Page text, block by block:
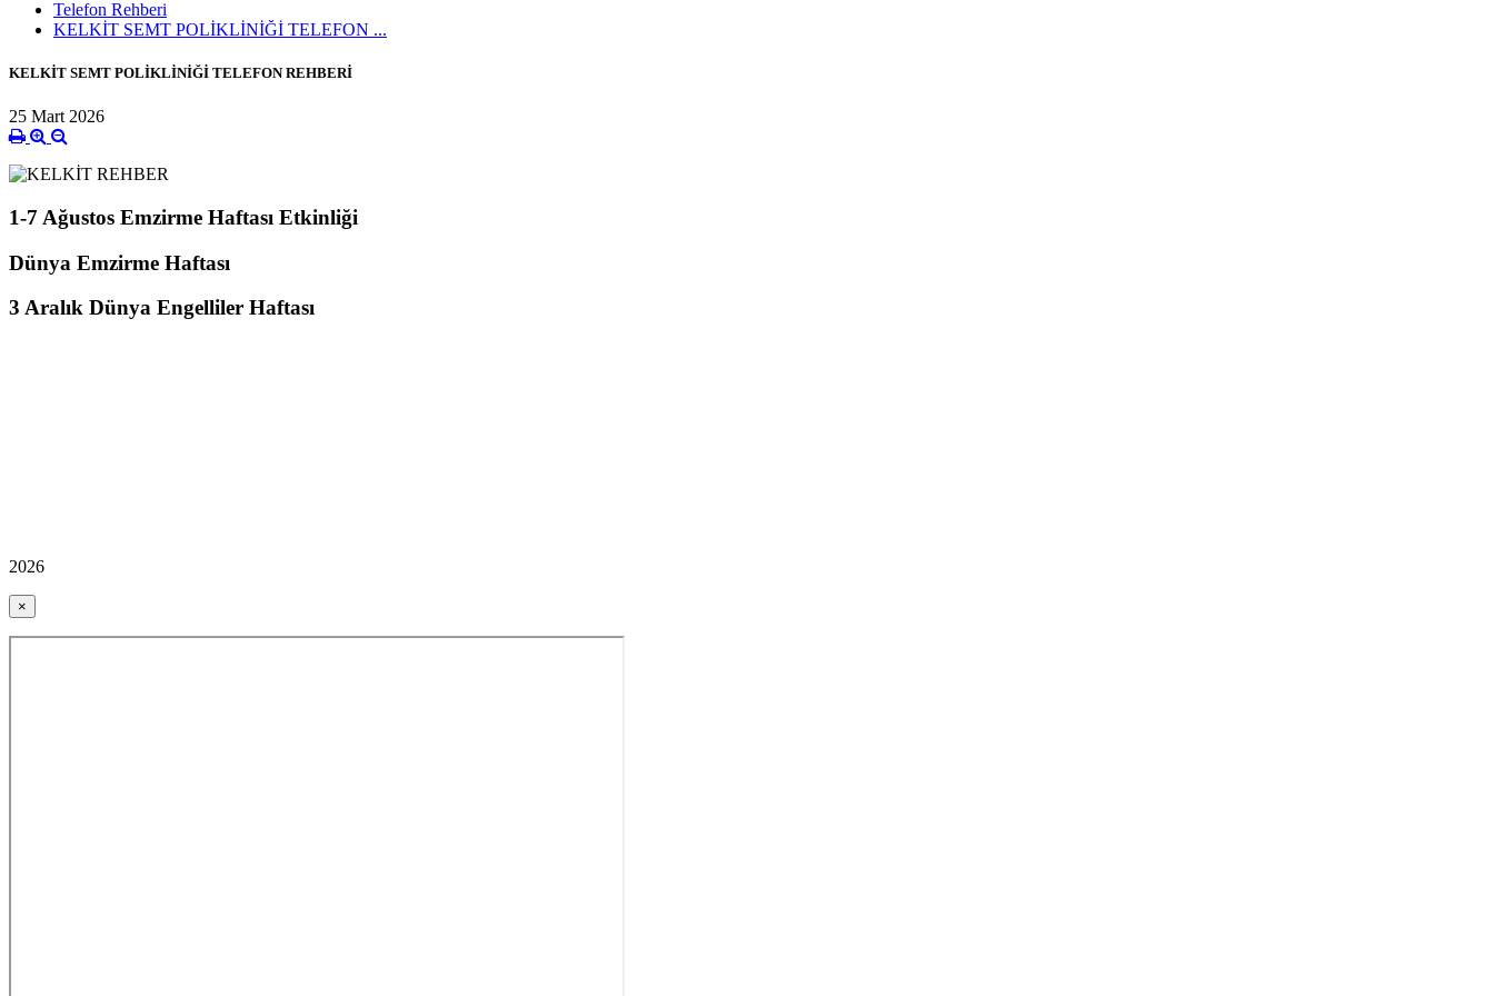
Telefon Rehberi
KELKİT SEMT POLİKLİNİĞİ TELEFON ...
KELKİT SEMT POLİKLİNİĞİ TELEFON REHBERİ
25 Mart 2026
1-7 Ağustos Emzirme Haftası Etkinliği
Dünya Emzirme Haftası
3 Aralık Dünya Engelliler Haftası
2026
×